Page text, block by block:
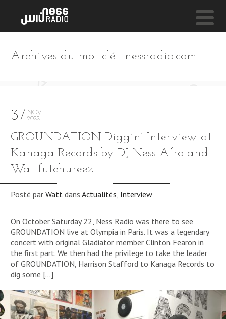
MESSAGE (FEAT. KABZA DE SMALL) **** MESSAGE
NESS LIVE !
Archives du mot clé : nessradio.com
3
NOV
2022
GROUNDATION Diggin’ Interview at
Kanaga Records by DJ Ness Afro and
Wattfutchureez
Posté parWatt dansActualités, Interview
On October Saturday 22, Ness Radio was there to see
GROUNDATION live at Olympia in Paris. It was a legendary
concert with original Gladiator member Clinton Fearon in
the first part. We then had the privilege to take the leader
of GROUNDATION, Harrison Stafford to Kanaga Records to
dig some […]